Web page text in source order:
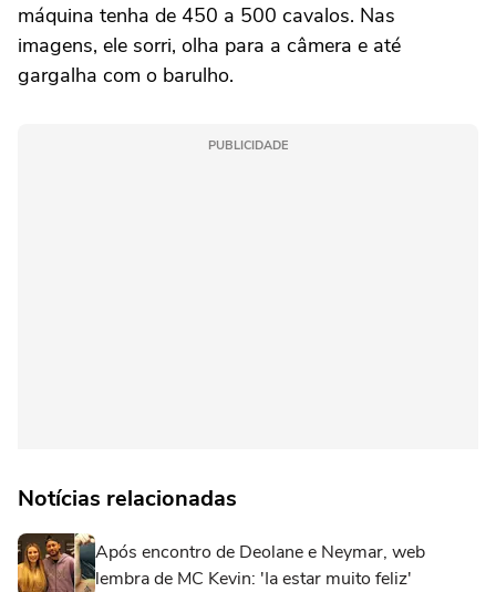
máquina tenha de 450 a 500 cavalos. Nas
imagens, ele sorri, olha para a câmera e até
gargalha com o barulho.
PUBLICIDADE
Notícias relacionadas
Após encontro de Deolane e Neymar, web
lembra de MC Kevin: 'Ia estar muito feliz'